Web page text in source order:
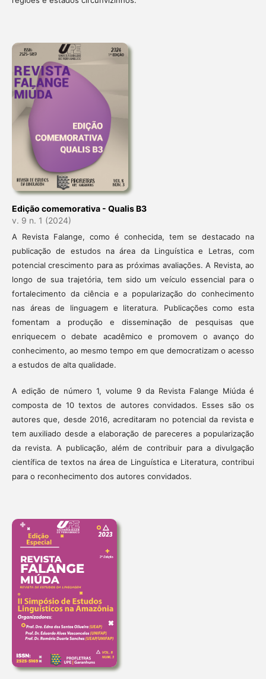
Edição comemorativa - Qualis B3
v. 9 n. 1 (2024)
A Revista Falange, como é conhecida, tem se destacado na
publicação de estudos na área da Linguística e Letras, com
potencial crescimento para as próximas avaliações. A Revista, ao
longo de sua trajetória, tem sido um veículo essencial para o
fortalecimento da ciência e a popularização do conhecimento
nas áreas de linguagem e literatura. Publicações como esta
fomentam a produção e disseminação de pesquisas que
enriquecem o debate acadêmico e promovem o avanço do
conhecimento, ao mesmo tempo em que democratizam o acesso
a estudos de alta qualidade.
A edição de número 1, volume 9 da Revista Falange Miúda é
composta de 10 textos de autores convidados. Esses são os
autores que, desde 2016, acreditaram no potencial da revista e
tem auxiliado desde a elaboração de pareceres a popularização
da revista. A publicação, além de contribuir para a divulgação
científica de textos na área de Linguística e Literatura, contribui
para o reconhecimento dos autores convidados.